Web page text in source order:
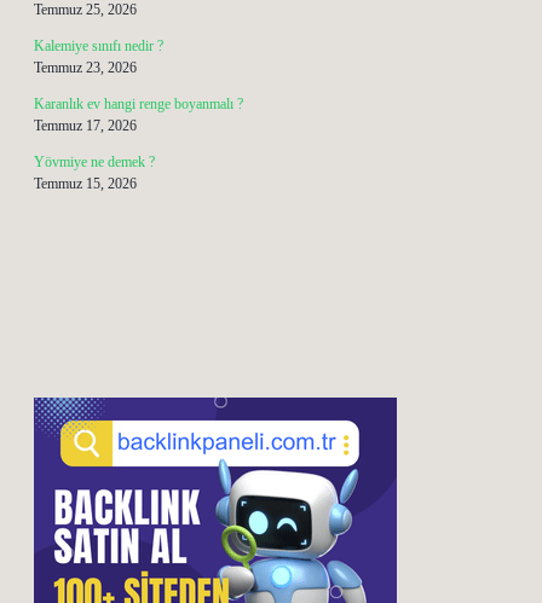
Temmuz 25, 2026
Kalemiye sınıfı nedir ?
Temmuz 23, 2026
Karanlık ev hangi renge boyanmalı ?
Temmuz 17, 2026
Yövmiye ne demek ?
Temmuz 15, 2026